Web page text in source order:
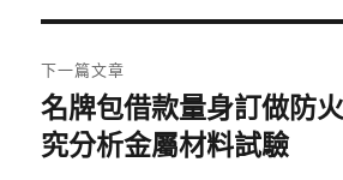
覽
文
章:
下一篇文章
下
一
名牌包借款量身訂做防
究分析金屬材料試驗